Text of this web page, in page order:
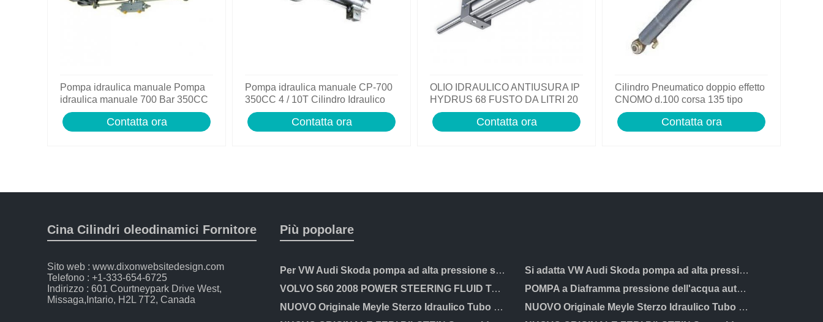
Pompa idraulica manuale Pompa
idraulica manuale 700 Bar 350CC
con tubo 4 piedi
Contatta ora
Pompa idraulica manuale CP-700
350CC 4 / 10T Cilindro Idraulico
Handpumpe 700bar
Contatta ora
OLIO IDRAULICO ANTIUSURA IP
HYDRUS 68 FUSTO DA LITRI 20
Contatta ora
Cilindro Pneumatico doppio effetto
CNOMO d.100 corsa 135 tipo
CN100135
Contatta ora
Cina Cilindri oleodinamici Fornitore
Sito web : www.dixonwebsitedesign.com
Telefono : +1-333-654-6725
Indirizzo : 601 Courtneypark Drive West,
Missaga,Intario, H2L 7T2, Canada
Più popolare
Per VW Audi Skoda pompa ad alta pressione stantuffo Idraulico RULLO 06D109309C
Si adatta VW Audi Skoda pompa ad alta pressione stantuffo Idraulico RULLO 06D109309C
VOLVO S60 2008 POWER STEERING FLUID TANK SERBATOIO BENZINA 30645621 AUG12113
POMPA a Diaframma pressione dell'acqua autoadescanti Interruttore Automatico kit di pressione stabile
NUOVO Originale Meyle Sterzo Idraulico Tubo 359 202 0002 Top Qualità Tedesca
NUOVO Originale Meyle Sterzo Idraulico Tubo 359 202 0003 Top Qualità Tedesca